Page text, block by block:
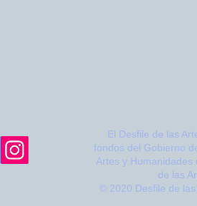
El Desfile de las
fondos del Gobierno
Artes y
de las
© 2020 Desfile de